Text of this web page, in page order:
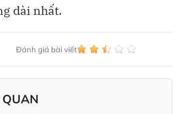
dài nhất.
Đánh giá bài viết
QUAN